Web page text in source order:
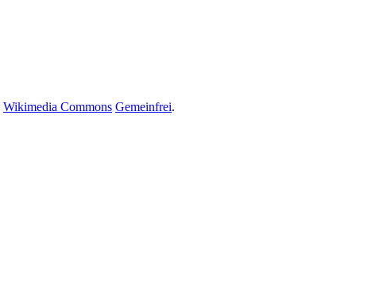
Wikimedia Commons Gemeinfrei.